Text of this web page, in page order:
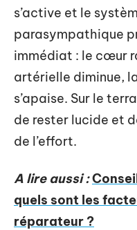
s’active et le
parasympathique
immédiat : le cœur
artérielle diminue,
s’apaise. Sur le
de rester lucide et
de l’effort.
A lire aussi :
quels sont les
réparateur ?